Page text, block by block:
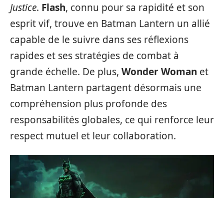
Justice. Flash, connu pour sa rapidité et son
esprit vif, trouve en Batman Lantern un allié
capable de le suivre dans ses réflexions
rapides et ses stratégies de combat à
grande échelle. De plus, Wonder Woman et
Batman Lantern partagent désormais une
compréhension plus profonde des
responsabilités globales, ce qui renforce leur
respect mutuel et leur collaboration.